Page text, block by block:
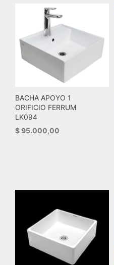
BACHA APOYO 1
ORIFICIO FERRUM
LK094
$95.000,00